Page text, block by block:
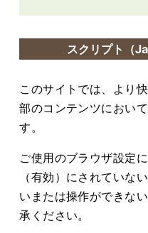
スクリプト（
このサイトでは、より
部のコンテンツにおい
す。
ご使用のブラウザ設定
（有効）にされていな
いまたは操作ができな
承ください。